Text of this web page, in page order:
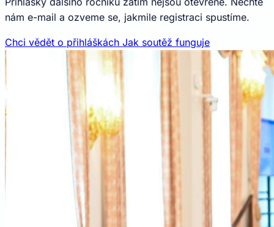
nám e-mail a ozveme se, jakmile registraci spustíme.
Chci vědět o přihláškách Jak soutěž funguje